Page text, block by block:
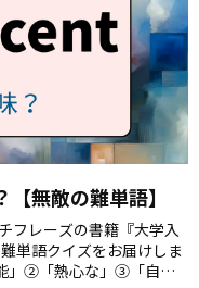
無敵の難単語】
フレーズの書籍『大学入
単語クイズをお届けしま
」②「熱心な」③「自己